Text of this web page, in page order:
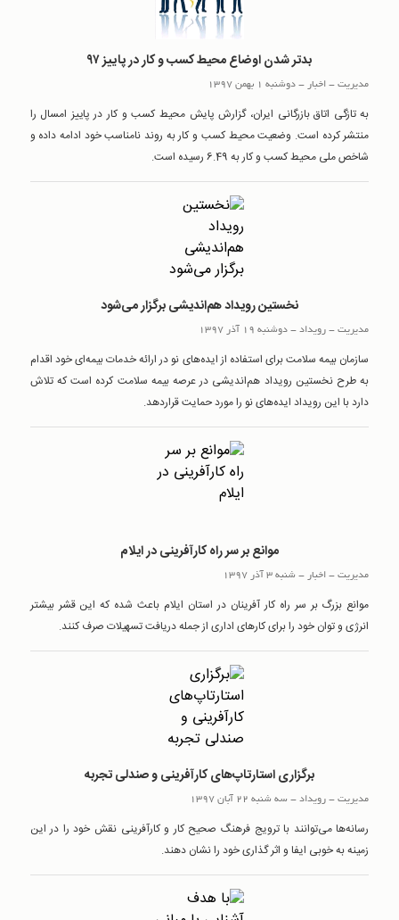
بدتر شدن اوضاع محیط کسب و کار در پاییز ۹۷
مدیریت-اخبار -دوشنبه 1 بهمن 1397
به تازگی اتاق بازرگانی ایران، گزارش پایش محیط کسب و کار در پاییز امسال را
منتشر کرده است. وضعیت محیط کسب و کار به روند نامناسب خود ادامه داده و
شاخص ملی محیط کسب و کار به 6.49 رسیده است.
نخستین رویداد هم‌اندیشی برگزار می‌شود
مدیریت-رويداد-دوشنبه 19 آذر 1397
سازمان بیمه سلامت برای استفاده از ایده‌های نو در ارائه خدمات بیمه‌ای خود اقدام
به طرح نخستین رویداد هم‌اندیشی در عرصه بیمه سلامت کرده است که تلاش
دارد با این رویداد ایده‌های نو را مورد حمایت قراردهد.
موانع بر سر راه کارآفرینی در ایلام
مدیریت-اخبار - شنبه 3 آذر 1397
موانع بزرگ بر سر راه کار آفرینان در استان ایلام باعث شده که این قشر بیشتر
انرژی و توان خود را برای کارهای اداری از جمله دریافت تسهیلات صرف کنند.
برگزاری استارتاپ‌های کارآفرینی و صندلی تجربه
مدیریت-رويداد- سه شنبه 22 آبان 1397
رسانه‌ها می‌توانند با ترویج فرهنگ صحیح کار و کارآفرینی نقش خود را در این
زمینه به خوبی ایفا و اثر گذاری خود را نشان دهند.